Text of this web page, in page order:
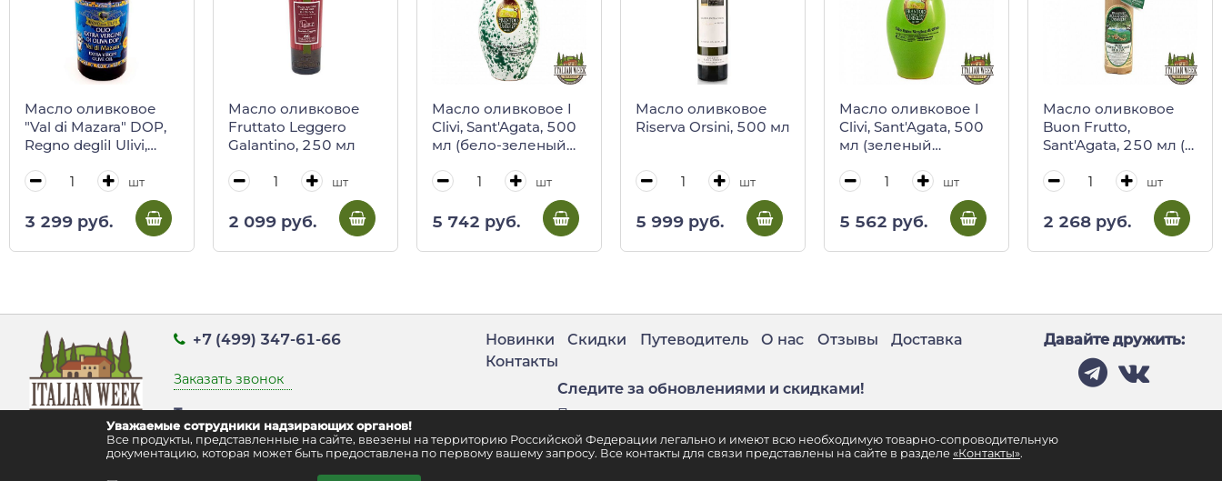
Масло оливковое
"Val di Mazara" DOP,
Regno degliI Ulivi,
шт
3 299 руб.
Масло оливковое
Fruttato Leggero
Galantino, 250 мл
шт
2 099 руб.
Масло оливковое I
Clivi, Sant'Agata, 500
мл (бело-зеленый
шт
5 742 руб.
Масло оливковое
Riserva Orsini, 500 мл
шт
5 999 руб.
Масло оливковое I
Clivi, Sant'Agata, 500
мл (зеленый
шт
5 562 руб.
Масло оливковое
Buon Frutto,
Sant'Agata, 250 мл (в
шт
2 268 руб.
Уважаемые сотрудники надзирающих органов!
Все продукты, представленные на сайте, ввезены на территорию Российской Федерации легально и имеют всю необходимую товарно-сопроводительную
документацию, которая может быть предоставлена по первому вашему запросу. Все контакты для связи представлены на сайте в разделе «Контакты».
+7 (499) 347-61-66
Заказать звонок
Точка выдачи заказов:
г. Москва, ул. Воздвиженка д. 9 стр. 2
Новинки Скидки Путеводитель О нас Отзывы
Доставка
Контакты
Следите за обновлениями и скидками!
Подпишитесь на нашу рассылку
Давайте дружить: